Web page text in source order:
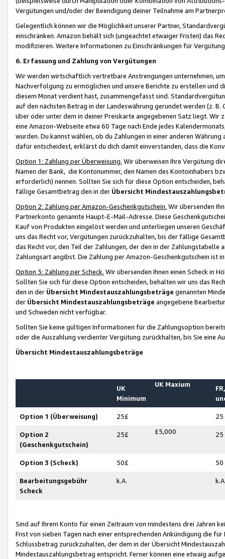
Vergütungen und/oder der Beendigung deiner Teilnahme am
Gelegentlich können wir die Möglichkeit unserer Partner,
einschränken. Amazon behält sich (ungeachtet etwaiger Fristen) das
modifizieren. Weitere Informationen zu Einschränkungen für
6. Erfassung und Zahlung von Vergütungen
Wir werden wirtschaftlich vertretbare Anstrengungen unternehmen,
Nachverfolgung zu ermöglichen und unsere Berichte zu erstellen und
diesem Monat verdient hast, zusammengefasst sind.
auf den nächsten Betrag in der Landeswährung gerundet werden (z.
über oder unter dem in deiner Preiskarte angegebenen Satz liegt.
eine Amazon-Webseite etwa 60 Tage nach Ende jedes
wurden. Du kannst wählen, ob du Zahlungen in einer anderen
dafür entscheidest, erklärst du dich damit einverstanden, dass die
Option 1: Zahlung per Überweisung. Wir überweisen Ihre Vergütung
Namen der Bank, die Kontonummer, den Namen des Kontoinhabers
erforderlich) nennen. Sollten Sie sich für diese Option entscheiden,
fällige Gesamtbetrag den in der Übersicht
Option 2: Zahlung per Amazon-Geschenkgutschein. Wir übersenden
Partnerkonto genannte Haupt-E-Mail-Adresse. Diese
Kauf von Produkten eingelöst werden und unterliegen unseren
uns das Recht vor, Vergütungen zurückzuhalten, bis der fällige
das Recht vor, den Teil der Zahlungen, der den in der
Zahlungsart angibst. Die Zahlung per Amazon-Geschenkgutschein ist
Option 3: Zahlung per Scheck. Wir übersenden Ihnen einen Scheck in
Sollten Sie sich für diese Option entscheiden, behalten wir uns das
den in der Übersicht Mindestauszahlungsbeträge genannten
der Übersicht Mindestauszahlungsbeträge angegebene
und Schweden nicht verfügbar.
Sollten Sie keine gültigen Informationen für die Zahlungsoption
oder die Auszahlung verdienter Vergütung zurückhalten, bis Sie
Übersicht Mindestauszahlungsbeträge
UK
Minimum
UK Maxium
Option 1 (Überweisung) 25£ 25
Option 2
(Geschenkgutschein)
25£ £5,000 25
Option 3 (Scheck) 50£ 50
Bearbeitungsgebühr
Scheck
k.A.
Sind auf Ihrem Konto für einen Zeitraum von mindestens drei Jahren
Frist von sieben Tagen nach einer entsprechenden Ankündigung die
Schlussbetrag zurückzuhalten, der dem in der Übersicht
Mindestauszahlungsbetrag entspricht. Ferner können eine etwaig